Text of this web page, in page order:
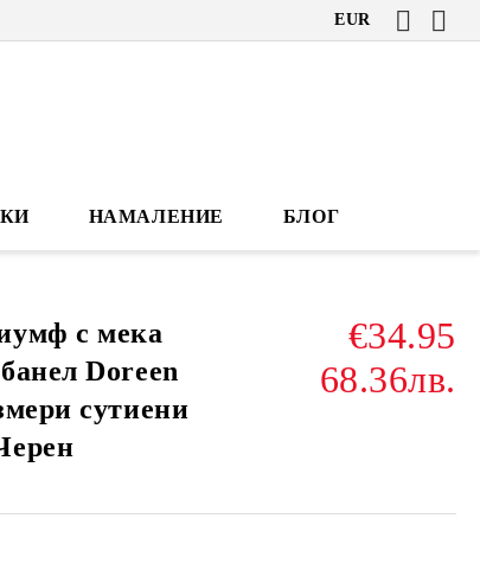
EUR
НАМАЛЕНИЕ БЛОГ
с мека
Doreen
сутиени
€34.95
68.36лв.